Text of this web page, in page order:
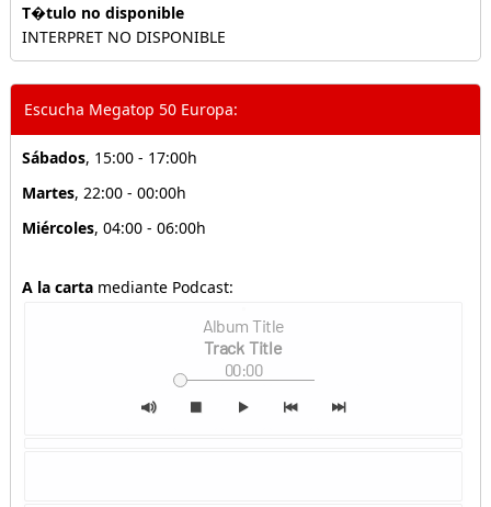
T�tulo no disponible
INTERPRET NO DISPONIBLE
Escucha Megatop 50 Europa:
Sábados, 15:00 - 17:00h
Martes, 22:00 - 00:00h
Miércoles, 04:00 - 06:00h
A la cartamediante Podcast: